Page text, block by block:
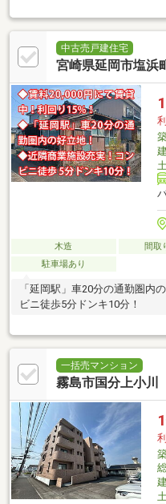
中古売戸建住宅
宮崎県延岡市塩浜
木造 間取
駐車場あり
「延岡駅」車20分の通勤圏内
ビニ徒歩5分ドンキ10分！
一括売マンション
霧島市国分上小